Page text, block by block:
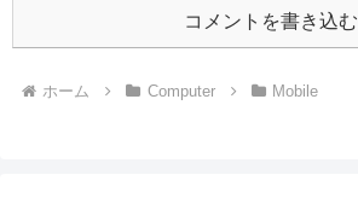
コメントを書き込む
ホーム Computer Mobile